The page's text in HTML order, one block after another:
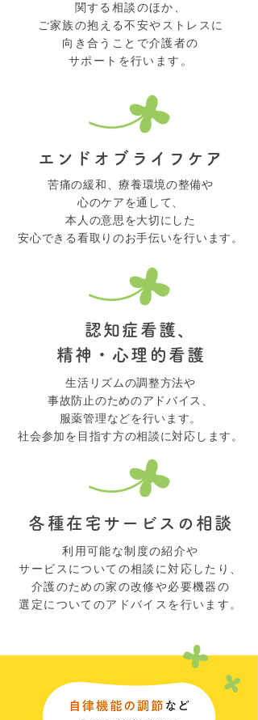
関する相談のほか、
ご家族の抱える不安やストレスに
向き合うことで介護者の
サポートを行います。
エンドオブライフケア
苦痛の緩和、療養環境の整備や
心のケアを通して、
本人の意思を大切にした
安心できる看取りのお手伝いを行います。
認知症看護、
精神・心理的看護
生活リズムの調整方法や
事故防止のためのアドバイス、
服薬管理などを行います。
社会参加を目指す方の相談に対応します。
各種在宅サービスの相談
利用可能な制度の紹介や
サービスについての相談に対応したり、
介護のための家の改修や必要機器の
選定についてのアドバイスを行います。